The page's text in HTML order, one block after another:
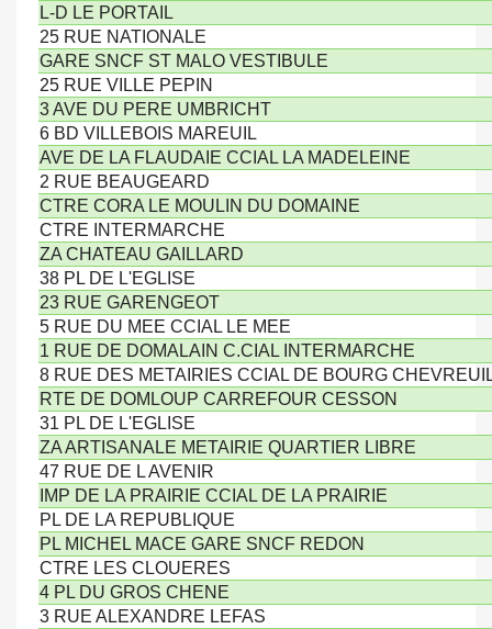
L-D LE PORTAIL
25 RUE NATIONALE
GARE SNCF ST MALO VESTIBULE
25 RUE VILLE PEPIN
3 AVE DU PERE UMBRICHT
6 BD VILLEBOIS MAREUIL
AVE DE LA FLAUDAIE CCIAL LA MADELEINE
2 RUE BEAUGEARD
CTRE CORA LE MOULIN DU DOMAINE
CTRE INTERMARCHE
ZA CHATEAU GAILLARD
38 PL DE L'EGLISE
23 RUE GARENGEOT
5 RUE DU MEE CCIAL LE MEE
1 RUE DE DOMALAIN C.CIAL INTERMARCHE
8 RUE DES METAIRIES CCIAL DE BOURG
RTE DE DOMLOUP CARREFOUR CESSON
31 PL DE L'EGLISE
ZA ARTISANALE METAIRIE QUARTIER LIBRE
47 RUE DE L AVENIR
IMP DE LA PRAIRIE CCIAL DE LA PRAIRIE
PL DE LA REPUBLIQUE
PL MICHEL MACE GARE SNCF REDON
CTRE LES CLOUERES
4 PL DU GROS CHENE
3 RUE ALEXANDRE LEFAS